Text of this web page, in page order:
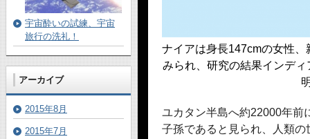
ナイアは身長147cmの女性
みられ、研究の結果インデ
ユカタン半島へ約22000年前
子孫であると見られ、人類
宇宙酔いの試練、宇宙
旅行の洗礼！
アーカイブ
2015年8月
2015年7月